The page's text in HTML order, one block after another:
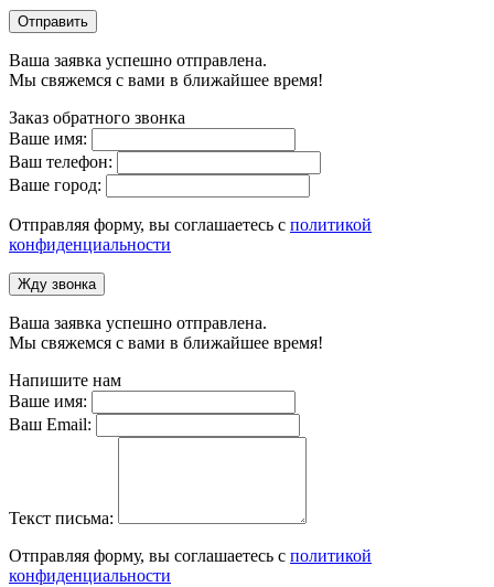
Отправить
Ваша заявка успешно отправлена.
Мы свяжемся с вами в ближайшее время!
Заказ обратного звонка
Ваше имя:
Ваш телефон:
Ваше город:
Отправляя форму, вы соглашаетесь с политикой
конфиденциальности
Жду звонка
Ваша заявка успешно отправлена.
Мы свяжемся с вами в ближайшее время!
Напишите нам
Ваше имя:
Ваш Email:
Текст письма:
Отправляя форму, вы соглашаетесь с политикой
конфиденциальности